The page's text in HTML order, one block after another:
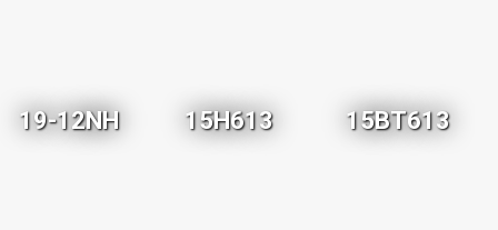
19-12NH 15H613 15BT613